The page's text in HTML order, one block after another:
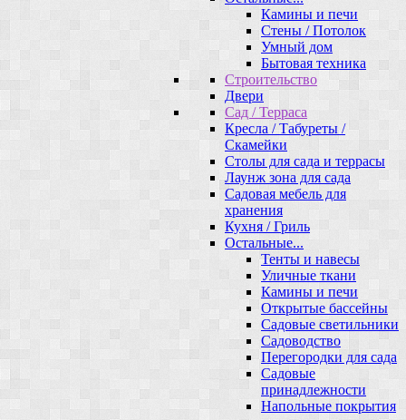
Камины и печи
Стены / Потолок
Умный дом
Бытовая техника
Строительство
Двери
Сад / Терраса
Кресла / Табуреты /
Скамейки
Столы для сада и террасы
Лаунж зона для сада
Садовая мебель для
хранения
Кухня / Гриль
Остальные...
Тенты и навесы
Уличные ткани
Камины и печи
Открытые бассейны
Садовые светильники
Садоводство
Перегородки для сада
Садовые
принадлежности
Напольные покрытия